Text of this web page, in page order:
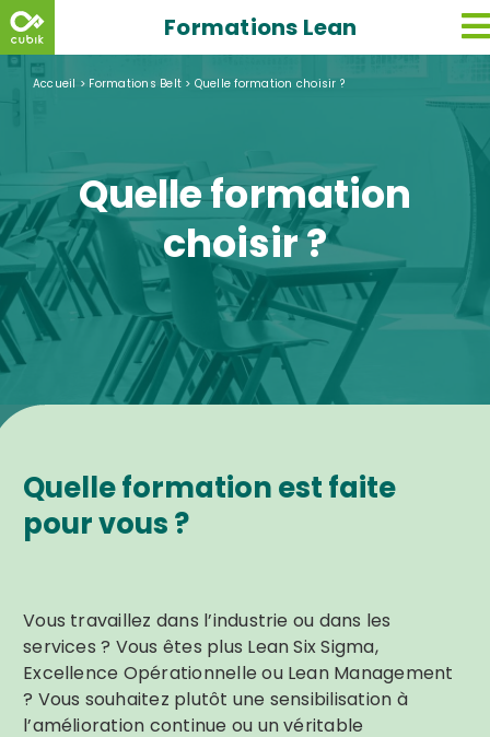
Skip
to
content
Formations Lean
Accueil > Formations Belt > Quelle formation choisir ?
Quelle formation
choisir ?
Quelle formation est faite
pour vous ?
Vous travaillez dans l’industrie ou dans les
services ? Vous êtes plus Lean Six Sigma,
Excellence Opérationnelle ou Lean Management
? Vous souhaitez plutôt une sensibilisation à
l’amélioration continue ou un véritable